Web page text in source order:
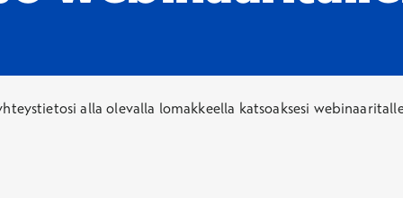
alla olevalla lomakkeella katsoaksesi